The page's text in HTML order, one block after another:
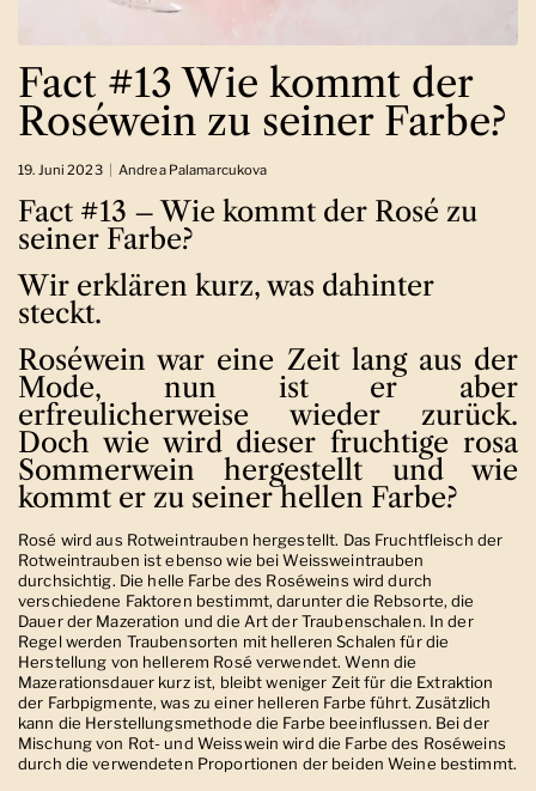
Fact #13 Wie kommt der
Roséwein zu seiner Farbe?
19. Juni 2023 Andrea Palamarcukova
Fact #13 – Wie kommt der Rosé zu
seiner Farbe?
Wir erklären kurz, was dahinter
steckt.
Roséwein war eine Zeit lang aus der
Mode, nun ist er aber
erfreulicherweise wieder zurück.
Doch wie wird dieser fruchtige rosa
Sommerwein hergestellt und wie
kommt er zu seiner hellen Farbe?
Rosé wird aus Rotweintrauben hergestellt. Das Fruchtfleisch der
Rotweintrauben ist ebenso wie bei Weissweintrauben
durchsichtig. Die helle Farbe des Roséweins wird durch
verschiedene Faktoren bestimmt, darunter die Rebsorte, die
Dauer der Mazeration und die Art der Traubenschalen. In der
Regel werden Traubensorten mit helleren Schalen für die
Herstellung von hellerem Rosé verwendet. Wenn die
Mazerationsdauer kurz ist, bleibt weniger Zeit für die Extraktion
der Farbpigmente, was zu einer helleren Farbe führt. Zusätzlich
kann die Herstellungsmethode die Farbe beeinflussen. Bei der
Mischung von Rot- und Weisswein wird die Farbe des Roséweins
durch die verwendeten Proportionen der beiden Weine bestimmt.